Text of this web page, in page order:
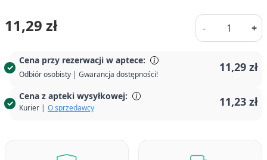
Cena przy rezerwacji w aptece:
Odbiór osobisty | Gwarancja dostępności!
11,29 zł
Cena z apteki wysyłkowej:
Kurier | O sprzedawcy 11,23 zł
11,29 zł -
Ilość
+